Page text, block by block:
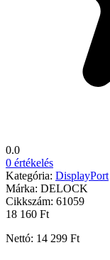
0.0
0 értékelés
Kategória: DisplayPort
Márka: DELOCK
Cikkszám: 61059
18 160 Ft
Nettó: 14 299 Ft